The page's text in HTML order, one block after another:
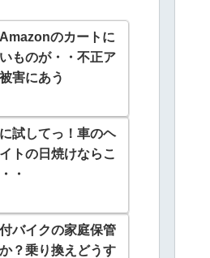
のカートに
ものが・・不正ア
害にあう
試してっ！車のヘ
トの日焼けならこ
・
バイクの家庭保管
？乗り換えどうす